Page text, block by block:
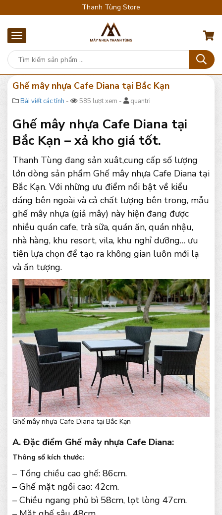
Thanh Tùng Store
Ghế mây nhựa Cafe Diana tại Bắc Kạn
Bài viết các tỉnh - 585 lượt xem - quantri
Ghế mây nhựa Cafe Diana tại
Bắc Kạn – xả kho giá tốt.
Thanh Tùng đang sản xuât,cung cấp số lượng
lớn dòng sản phẩm Ghế mây nhựa Cafe Diana tại
Bắc Kạn. Với những ưu điểm nổi bật về kiểu
dáng bên ngoài và cả chất lượng bên trong, mẫu
ghế mây nhựa (giả mây) này hiện đang được
nhiều quán cafe, trà sữa, quán ăn, quán nhậu,
nhà hàng, khu resort, vila, khu nghỉ dưỡng… ưu
tiên lựa chọn để tạo ra không gian luôn mới lạ
và ấn tượng.
Ghế mây nhựa Cafe Diana tại Bắc Kạn
A. Đặc điểm Ghế mây nhựa Cafe Diana:
Thông số kích thước:
– Tổng chiều cao ghế: 86cm.
– Ghế mặt ngồi cao: 42cm.
– Chiều ngang phủ bì 58cm, lọt lòng 47cm.